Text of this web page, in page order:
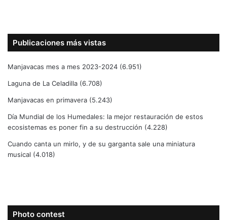
Publicaciones más vistas
Manjavacas mes a mes 2023-2024 (6.951)
Laguna de La Celadilla (6.708)
Manjavacas en primavera (5.243)
Día Mundial de los Humedales: la mejor restauración de estos
ecosistemas es poner fin a su destrucción (4.228)
Cuando canta un mirlo, y de su garganta sale una miniatura
musical (4.018)
Photo contest